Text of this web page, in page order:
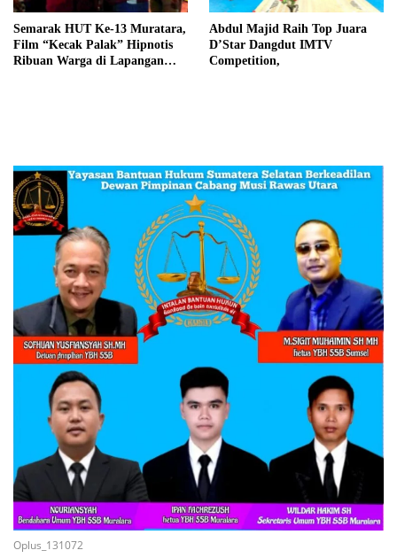
Semarak HUT Ke-13 Muratara,
Film “Kecak Palak” Hipnotis
Ribuan Warga di Lapangan
Abdul Majid Raih Top Juara
D’Star Dangdut IMTV
Competition,
Oplus_131072